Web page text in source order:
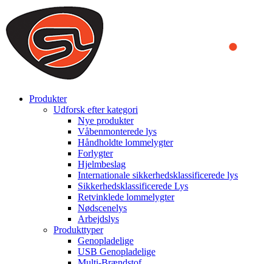
We use cookies to ensure that we provide you the best experience
on our website. By continuing to browse this website, you accept
that cookies are used to help us analyze how the website is used and
to offer you a better experience. To learn more or to find out how
you can disable cookies, you can access our
Produkter
Udforsk efter kategori
Nye produkter
Våbenmonterede lys
Håndholdte lommelygter
Forlygter
Hjelmbeslag
Internationale sikkerhedsklassificerede lys
Sikkerhedsklassificerede Lys
Retvinklede lommelygter
Nødscenelys
Arbejdslys
Produkttyper
Genopladelige
USB Genopladelige